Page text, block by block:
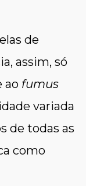
de
assim, só
ao fumus
variada
de todas as
como